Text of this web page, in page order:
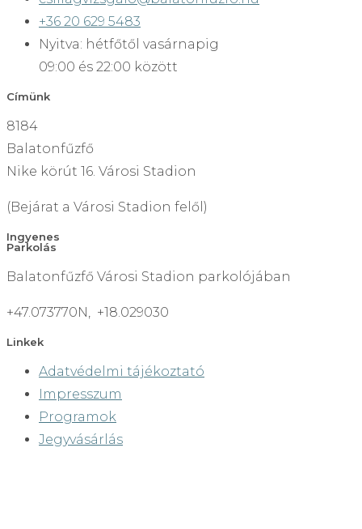
+36 20 629 5483
Nyitva: hétfőtől vasárnapig
09:00 és 22:00 között
Címünk
8184
Balatonfűzfő
Nike körút 16. Városi Stadion
(Bejárat a Városi Stadion felől)
Ingyenes
Parkolás
Balatonfűzfő Városi Stadion parkolójában
+47.073770N, +18.029030
Linkek
Adatvédelmi tájékoztató
Impresszum
Programok
Jegyvásárlás